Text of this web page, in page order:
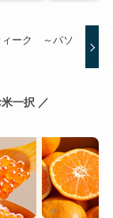
ィーク ～パソ
一択 ／